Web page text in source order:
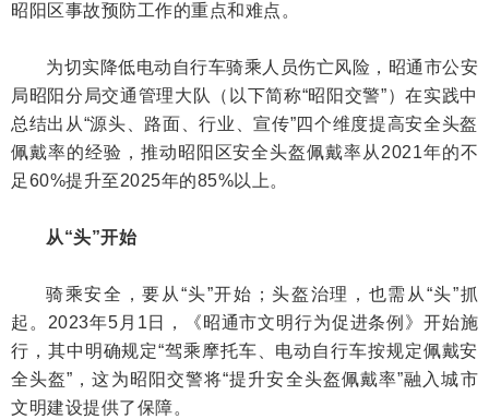
昭阳区事故预防工作的重点和难点。
为切实降低电动自行车骑乘人员伤亡风险，昭通市公安
局昭阳分局交通管理大队（以下简称“昭阳交警”）在实践中
总结出从“源头、路面、行业、宣传”四个维度提高安全头盔
佩戴率的经验，推动昭阳区安全头盔佩戴率从2021年的不
足60%提升至2025年的85%以上。
从“头”开始
骑乘安全，要从“头”开始；头盔治理，也需从“头”抓
起。2023年5月1日，《昭通市文明行为促进条例》开始施
行，其中明确规定“驾乘摩托车、电动自行车按规定佩戴安
全头盔”，这为昭阳交警将“提升安全头盔佩戴率”融入城市
文明建设提供了保障。